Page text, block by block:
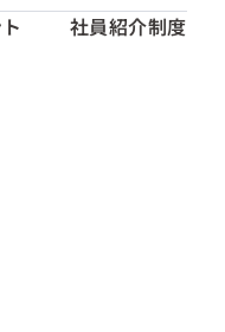
社員紹介制度